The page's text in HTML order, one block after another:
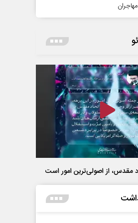
مقدس، از اصولی‌ترین امور است